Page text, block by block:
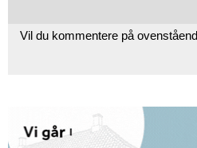
Vil du kommentere på